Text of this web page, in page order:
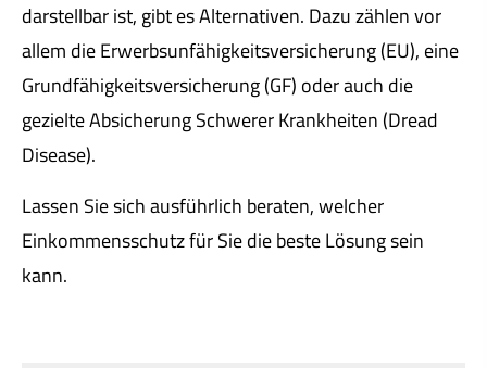
darstellbar ist, gibt es Alternativen. Dazu zählen vor
allem die Erwerbsunfähigkeitsversicherung (EU), eine
Grundfähigkeitsversicherung (GF) oder auch die
gezielte Absicherung Schwe­rer Krank­hei­ten (Dread
Disease).
Lassen Sie sich ausführlich beraten, welcher
Einkommensschutz für Sie die beste Lösung sein
kann.